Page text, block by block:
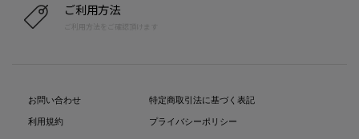
ご利用方法
ご利用方法をご確認頂けます
お問い合わせ
利用規約
特定商取引法に基づく表記
プライバシーポリシー